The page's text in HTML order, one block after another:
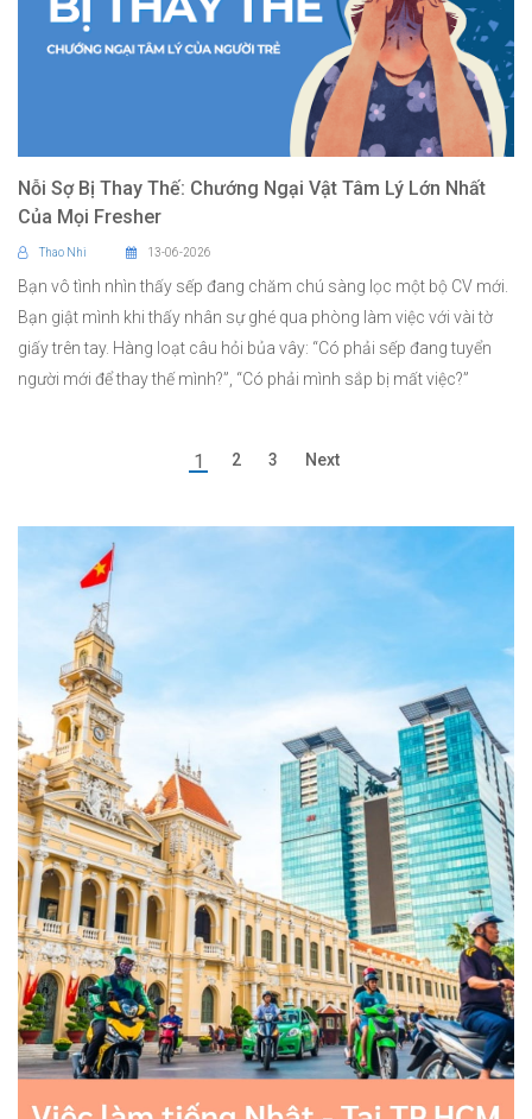
Nỗi Sợ Bị Thay Thế: Chướng Ngại Vật Tâm Lý Lớn Nhất
Của Mọi Fresher
Thao Nhi 13-06-2026
Bạn vô tình nhìn thấy sếp đang chăm chú sàng lọc một bộ CV mới.
Bạn giật mình khi thấy nhân sự ghé qua phòng làm việc với vài tờ
giấy trên tay. Hàng loạt câu hỏi bủa vây: “Có phải sếp đang tuyển
người mới để thay thế mình?”, “Có phải mình sắp bị mất việc?”
1 2 3 Next